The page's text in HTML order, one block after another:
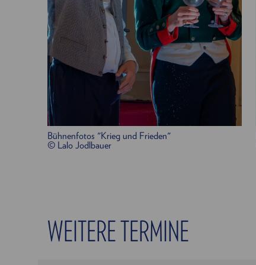
Bühnenfotos "Krieg und Frieden"
© Lalo Jodlbauer
WEITERE TERMINE